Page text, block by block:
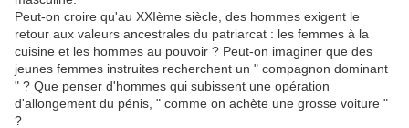
Peut-on croire qu'au XXIème siècle, des hommes exigent le
retour aux valeurs ancestrales du patriarcat : les femmes à la
cuisine et les hommes au pouvoir ? Peut-on imaginer que des
jeunes femmes instruites recherchent un " compagnon dominant
" ? Que penser d'hommes qui subissent une opération
d'allongement du pénis, " comme on achète une grosse voiture "
?